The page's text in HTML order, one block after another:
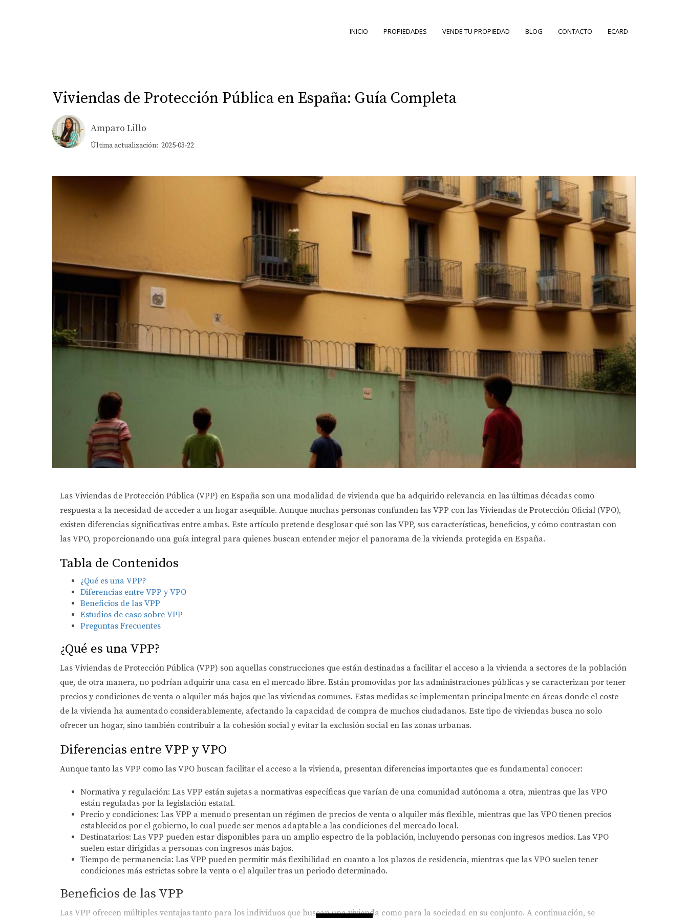
INICIO PROPIEDADES VENDE TU PROPIEDAD BLOG CONTACTO ECARD
Viviendas de Protección Pública en España: Guía Completa
Amparo Lillo
Última actualización: 2025-03-22
Las Viviendas de Protección Pública (VPP) en España son una modalidad de vivienda que ha adquirido relevancia en las últimas décadas como
respuesta a la necesidad de acceder a un hogar asequible. Aunque muchas personas confunden las VPP con las Viviendas de Protección Oficial (VPO),
existen diferencias significativas entre ambas. Este artículo pretende desglosar qué son las VPP, sus características, beneficios, y cómo contrastan con
las VPO, proporcionando una guía integral para quienes buscan entender mejor el panorama de la vivienda protegida en España.
Tabla de Contenidos
¿Qué es una VPP?
Diferencias entre VPP y VPO
Beneficios de las VPP
Estudios de caso sobre VPP
Preguntas Frecuentes
¿Qué es una VPP?
Las Viviendas de Protección Pública (VPP) son aquellas construcciones que están destinadas a facilitar el acceso a la vivienda a sectores de la población
que, de otra manera, no podrían adquirir una casa en el mercado libre. Están promovidas por las administraciones públicas y se caracterizan por tener
precios y condiciones de venta o alquiler más bajos que las viviendas comunes. Estas medidas se implementan principalmente en áreas donde el coste
de la vivienda ha aumentado considerablemente, afectando la capacidad de compra de muchos ciudadanos. Este tipo de viviendas busca no solo
ofrecer un hogar, sino también contribuir a la cohesión social y evitar la exclusión social en las zonas urbanas.
Diferencias entre VPP y VPO
Aunque tanto las VPP como las VPO buscan facilitar el acceso a la vivienda, presentan diferencias importantes que es fundamental conocer:
Normativa y regulación: Las VPP están sujetas a normativas específicas que varían de una comunidad autónoma a otra, mientras que las VPO
están reguladas por la legislación estatal.
Precio y condiciones: Las VPP a menudo presentan un régimen de precios de venta o alquiler más flexible, mientras que las VPO tienen precios
establecidos por el gobierno, lo cual puede ser menos adaptable a las condiciones del mercado local.
Destinatarios: Las VPP pueden estar disponibles para un amplio espectro de la población, incluyendo personas con ingresos medios. Las VPO
suelen estar dirigidas a personas con ingresos más bajos.
Tiempo de permanencia: Las VPP pueden permitir más flexibilidad en cuanto a los plazos de residencia, mientras que las VPO suelen tener
condiciones más estrictas sobre la venta o el alquiler tras un periodo determinado.
Beneficios de las VPP
Las VPP ofrecen múltiples ventajas tanto para los individuos que buscan una vivienda como para la sociedad en su conjunto. A continuación, se